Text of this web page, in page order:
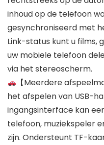
inhoud op de telefoon
gesynchroniseerd met
Link-status kunt u films,
uw mobiele telefoon
via het stereoscherm.
【Meerdere
het afspelen van USB-
ingangsinterface kan
telefoon, muziekspeler
zijn. Ondersteunt TF-